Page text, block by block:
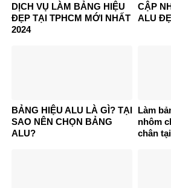
DỊCH VỤ LÀM BẢNG HIỆU
ĐẸP TẠI TPHCM MỚI NHẤT
2024
CẬP
ALU
BẢNG HIỆU ALU LÀ GÌ? TẠI
SAO NÊN CHỌN BẢNG
ALU?
Làm
nhôm
chân